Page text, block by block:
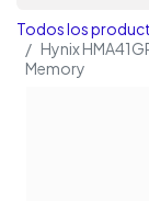
Todos los
Hynix
Memory